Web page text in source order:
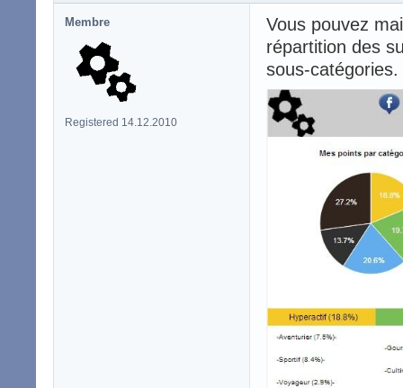
Membre
Registered 14.12.2010
Vous pouvez
répartition des
sous-catégories.